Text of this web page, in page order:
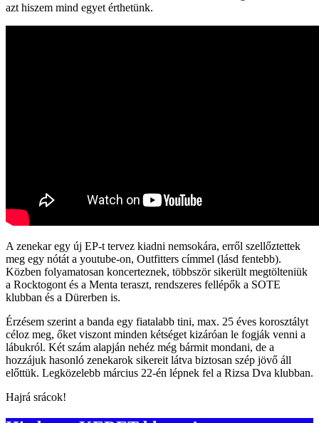
azt hiszem mind egyet érthetünk.
A zenekar egy új EP-t tervez kiadni nemsokára, erről szellőztettek
meg egy nótát a youtube-on, Outfitters címmel (lásd fentebb).
Közben folyamatosan koncerteznek, többször sikerült megtölteniük
a Rocktogont és a Menta teraszt, rendszeres fellépők a SOTE
klubban és a Dürerben is.
Érzésem szerint a banda egy fiatalabb tini, max. 25 éves korosztályt
céloz meg, őket viszont minden kétséget kizáróan le fogják venni a
lábukról. Két szám alapján nehéz még bármit mondani, de a
hozzájuk hasonló zenekarok sikereit látva biztosan szép jövő áll
előttük. Legközelebb március 22-én lépnek fel a Rizsa Dva klubban.
Hajrá srácok!